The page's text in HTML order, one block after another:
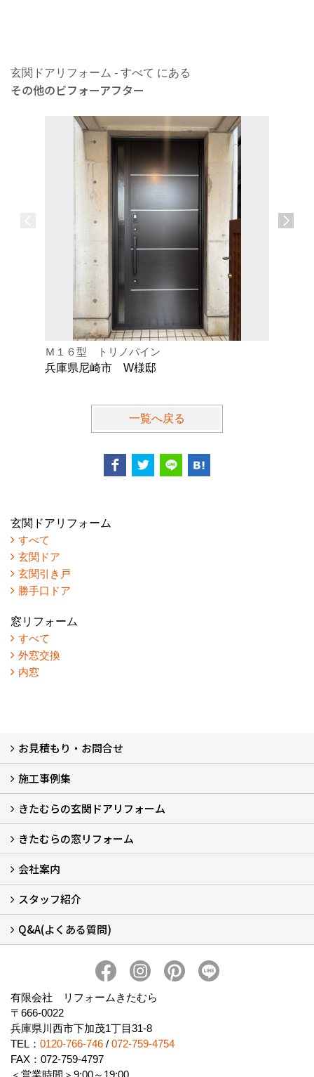
玄関ドアリフォーム - すべて にある
その他のビフォーアフター
Ｍ１６型 トリノパイン
兵庫県尼崎市 W様邸
一覧へ戻る
玄関ドアリフォーム
すべて
玄関ドア
玄関引き戸
勝手口ドア
窓リフォーム
すべて
外窓交換
内窓
お見積もり・お問合せ
LINEで概算見積もり
チャットで質問
問い合わせフォームから
オンライン相談
電話で相談
無料現地調査をご希望の方
施工事例集
玄関ドアリフォーム
玄関引戸リフォーム
勝手口ドアリフォーム
窓リフォーム
きたむらの玄関ドアリフォーム
玄関ドアリフォームについて
リシェントについて (23)
・玄関ドアバリエーション (52)
・玄関引戸バリエーション (44)
・勝手口ドアバリエーション (11)
安心の自社施工
無料点検
保証について
価格について
概算見積について (2)
きたむらの窓リフォーム
窓リフォームについて (5)
・内窓設置-LIXILインプラス
・内窓設置-AGCまどまど
・窓交換
・エコガラス交換
・防犯・防災ガラス交換
会社案内
会社概要 (2)
ブログ
アクセス
施工エリア
施工までの流れ
SNSインフォメーション
チャット機能
オンライン打合わせ
補助金について (2)
スタッフ紹介
スタッフ紹介
Q&A(よくある質問)
有限会社 リフォームきたむら
〒666-0022
兵庫県川西市下加茂1丁目31-8
TEL： 0120-766-746 / 072-759-4754
FAX：072-759-4797